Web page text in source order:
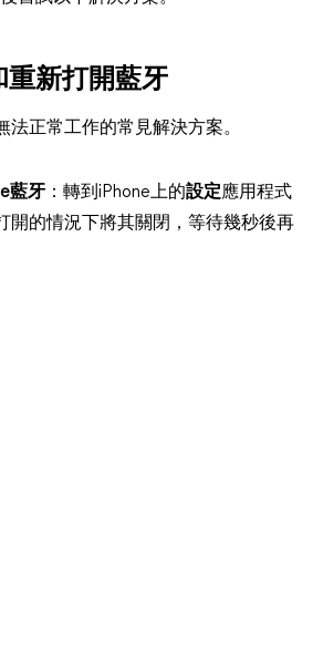
重新打開藍牙
法正常工作的常見解決方案。
藍牙 ：轉到iPhone上的設定應用程式
開的情況下將其關閉，等待幾秒後再